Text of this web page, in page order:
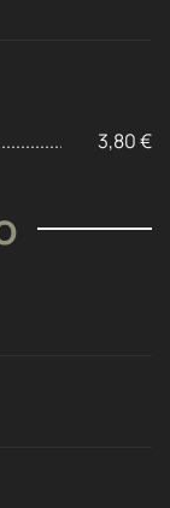
3,80 €